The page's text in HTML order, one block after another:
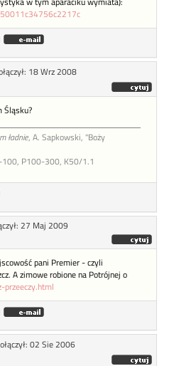
18 Wrz 2008
Śląsku?
ładnie, A. Sapkowski, "Boży
P100-300, K50/1.1
27 Maj 2009
pani Premier - czyli
A zimowe robione na Potrójnej o
przeeczy.html
02 Sie 2006